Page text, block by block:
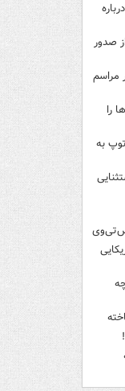
صدور
مراسم
را
یونیفل: ارتش اسرائیل در یک روز ۱۱۳ توپ به